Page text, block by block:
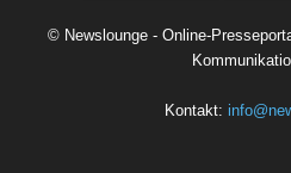
© Newslounge - Online-
Kontakt: